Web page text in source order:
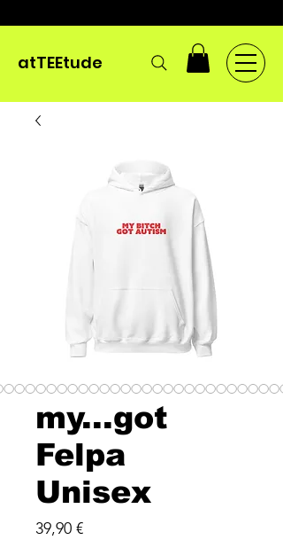
atTEEtude
my...got
Felpa
Unisex
39,90 €Prezzo